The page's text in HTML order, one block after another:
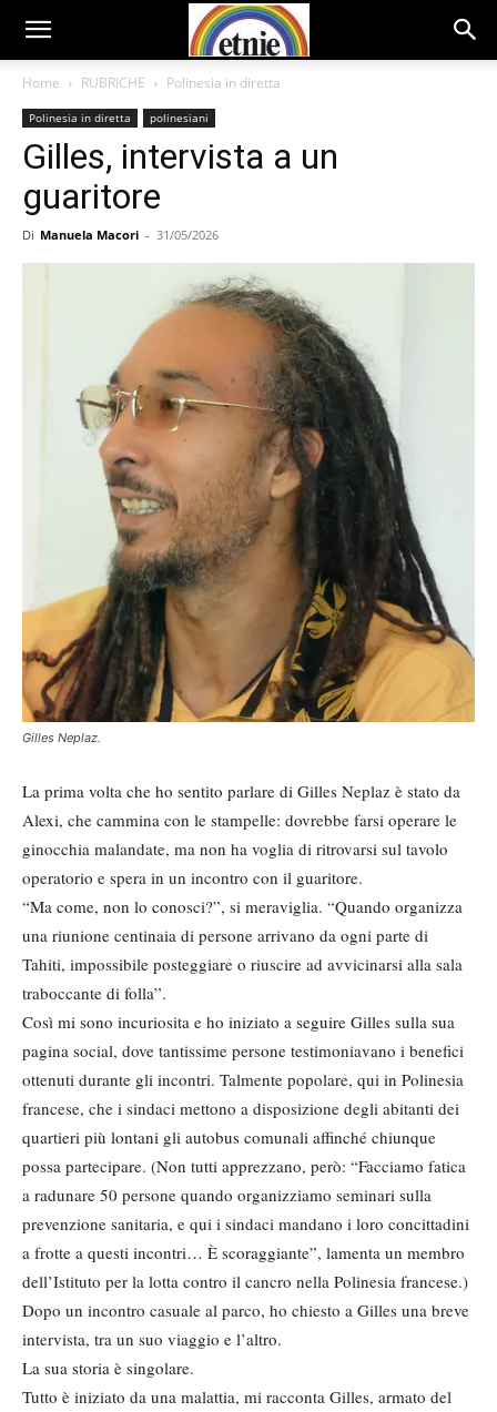
Home RUBRICHE Polinesia in diretta
Polinesia in diretta polinesiani
Gilles, intervista a un
guaritore
Di Manuela Macori - 31/05/2026
Gilles Neplaz.
La prima volta che ho sentito parlare di Gilles Neplaz è stato da
Alexi, che cammina con le stampelle: dovrebbe farsi operare le
ginocchia malandate, ma non ha voglia di ritrovarsi sul tavolo
operatorio e spera in un incontro con il guaritore.
“Ma come, non lo conosci?”, si meraviglia. “Quando organizza
una riunione centinaia di persone arrivano da ogni parte di
Tahiti, impossibile posteggiare o riuscire ad avvicinarsi alla sala
traboccante di folla”.
Così mi sono incuriosita e ho iniziato a seguire Gilles sulla sua
pagina social, dove tantissime persone testimoniavano i benefici
ottenuti durante gli incontri. Talmente popolare, qui in Polinesia
francese, che i sindaci mettono a disposizione degli abitanti dei
quartieri più lontani gli autobus comunali affinché chiunque
possa partecipare. (Non tutti apprezzano, però: “Facciamo fatica
a radunare 50 persone quando organizziamo seminari sulla
prevenzione sanitaria, e qui i sindaci mandano i loro concittadini
a frotte a questi incontri… È scoraggiante”, lamenta un membro
dell’Istituto per la lotta contro il cancro nella Polinesia francese.)
Dopo un incontro casuale al parco, ho chiesto a Gilles una breve
intervista, tra un suo viaggio e l’altro.
La sua storia è singolare.
Tutto è iniziato da una malattia, mi racconta Gilles, armato del